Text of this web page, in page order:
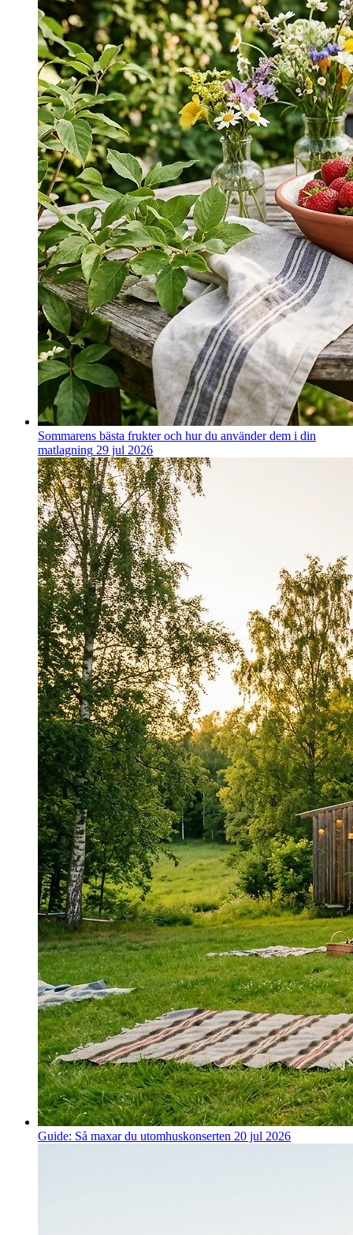
Sommarens bästa frukter och hur du använder dem i din
matlagning 29 jul 2026
Guide: Så maxar du utomhuskonserten 20 jul 2026